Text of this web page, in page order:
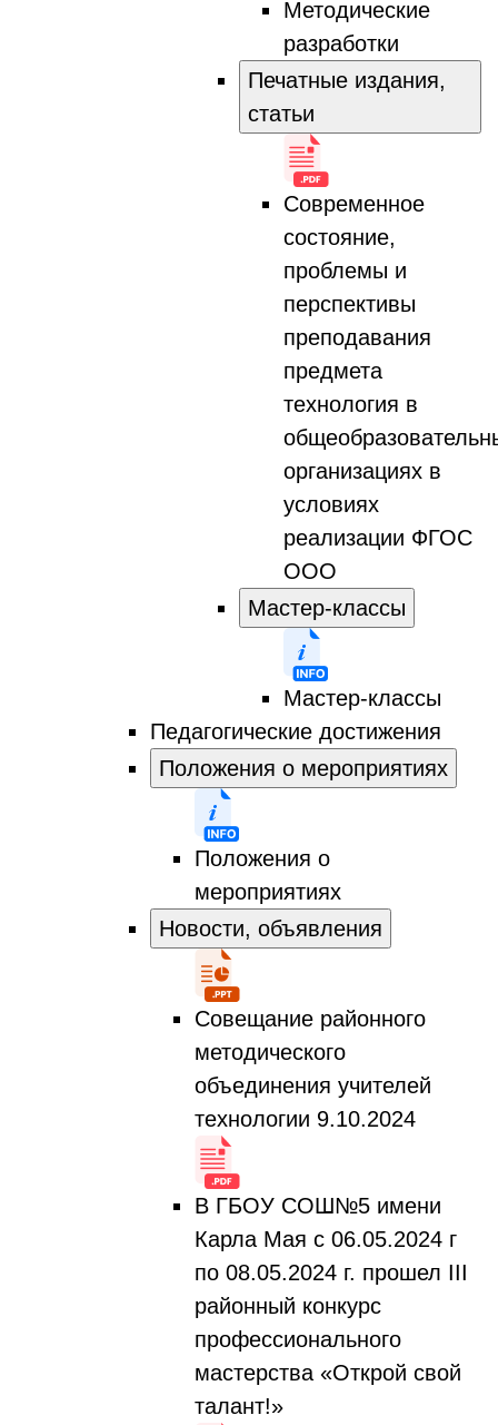
Методические
разработки
Печатные издания,
статьи
Современное
состояние,
проблемы и
перспективы
преподавания
предмета
технология в
организациях в
условиях
реализации ФГОС
ООО
Мастер-классы
Мастер-классы
Педагогические достижения
Положения о мероприятиях
Положения о
мероприятиях
Новости, объявления
Совещание районного
методического
объединения учителей
технологии 9.10.2024
В ГБОУ СОШ№5 имени
Карла Мая с 06.05.2024 г
по 08.05.2024 г. прошел III
районный конкурс
профессионального
мастерства «Открой свой
талант!»